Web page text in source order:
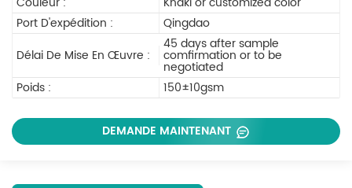
Port D'expédition :
Qingdao
Délai De Mise En Œuvre :
45 days after sample
comfirmation or to be
negotiated
Poids :
150±10gsm
DEMANDE MAINTENANT